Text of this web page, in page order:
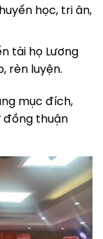
học, tri ân,
tài họ Lương
rèn luyện.
mục đích,
đồng thuận